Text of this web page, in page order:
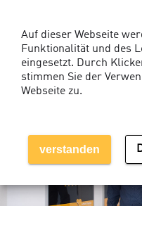
Auf dieser Webseite
Funktionalität und des
eingesetzt. Durch
stimmen Sie der
Webseite zu.
verstanden